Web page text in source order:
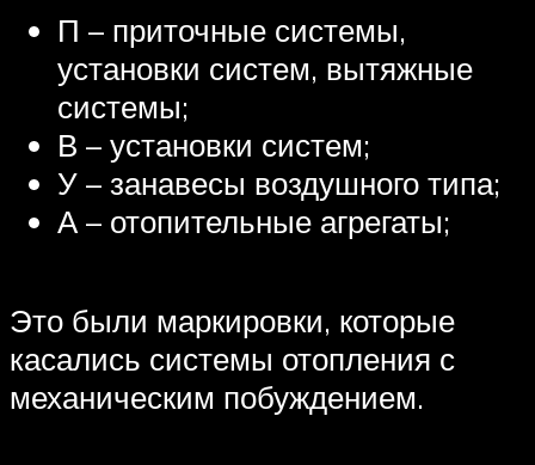
П – приточные системы,
установки систем, вытяжные
системы;
В – установки систем;
У – занавесы воздушного типа;
А – отопительные агрегаты;
Это были маркировки, которые
касались системы отопления с
механическим побуждением.